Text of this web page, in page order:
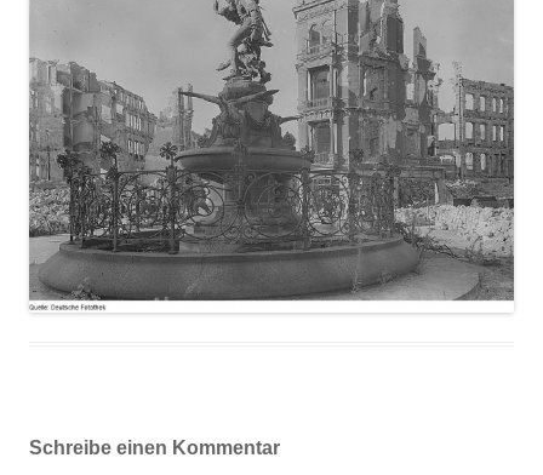
Schreibe einen Kommentar